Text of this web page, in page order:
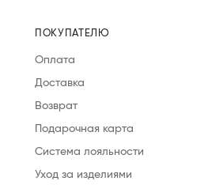
ПОКУПАТЕЛЮ
Оплата
Доставка
Возврат
Подарочная карта
Система лояльности
Уход за изделиями